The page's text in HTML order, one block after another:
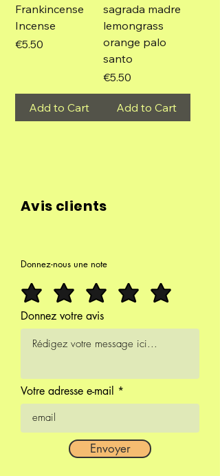
Frankincense
Incense
Price
€5.50
Add to Cart
sagrada madre
lemongrass
orange palo
santo
Price
€5.50
Add to Cart
Avis clients
Donnez-nous une note
Donnez votre avis
Votre adresse e-mail
Envoyer